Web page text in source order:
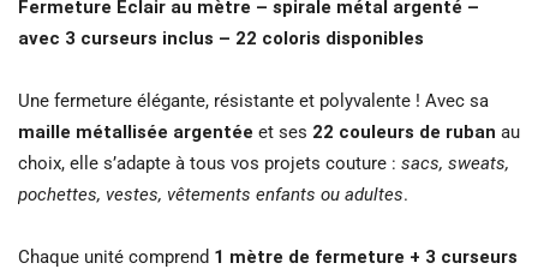
Fermeture Éclair au mètre – spirale métal argenté –
avec 3 curseurs inclus – 22 coloris disponibles
Une fermeture élégante, résistante et polyvalente ! Avec sa
maille métallisée argentée et ses 22 couleurs de ruban au
choix, elle s’adapte à tous vos projets couture : sacs, sweats,
pochettes, vestes, vêtements enfants ou adultes.
Chaque unité comprend 1 mètre de fermeture + 3 curseurs